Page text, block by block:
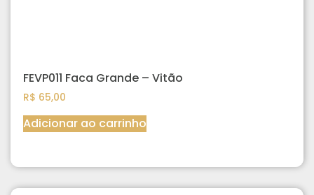
FEVP011 Faca Grande – Vitão
R$ 65,00
Adicionar ao carrinho